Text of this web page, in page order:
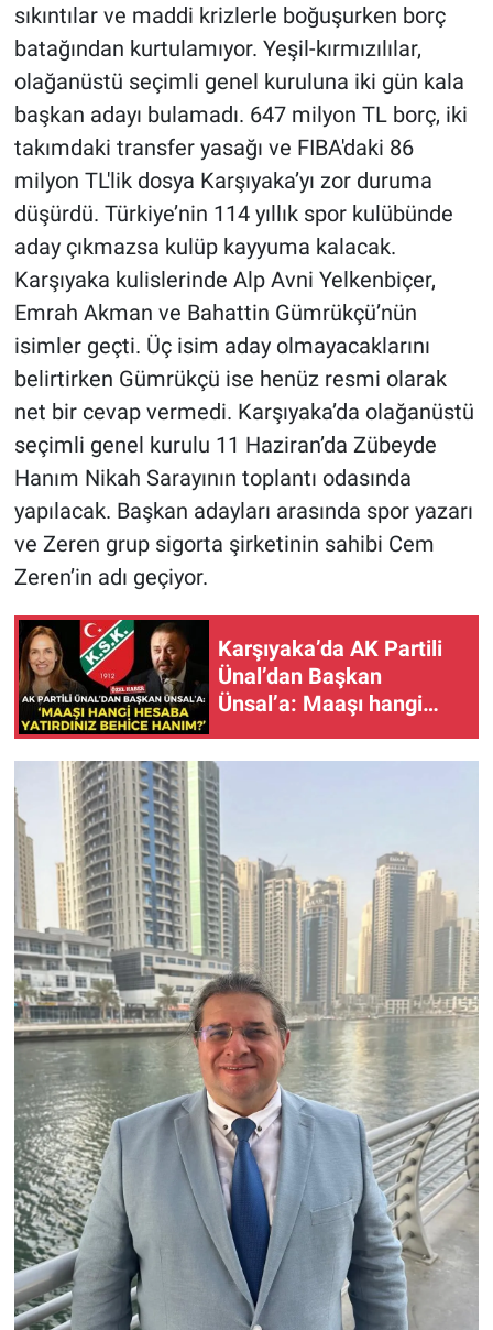
sıkıntılar ve maddi krizlerle boğuşurken borç
batağından kurtulamıyor. Yeşil-kırmızılılar,
olağanüstü seçimli genel kuruluna iki gün kala
başkan adayı bulamadı. 647 milyon TL borç, iki
takımdaki transfer yasağı ve FIBA'daki 86
milyon TL'lik dosya Karşıyaka’yı zor duruma
düşürdü. Türkiye’nin 114 yıllık spor kulübünde
aday çıkmazsa kulüp kayyuma kalacak.
Karşıyaka kulislerinde Alp Avni Yelkenbiçer,
Emrah Akman ve Bahattin Gümrükçü’nün
isimler geçti. Üç isim aday olmayacaklarını
belirtirken Gümrükçü ise henüz resmi olarak
net bir cevap vermedi. Karşıyaka’da olağanüstü
seçimli genel kurulu 11 Haziran’da Zübeyde
Hanım Nikah Sarayının toplantı odasında
yapılacak. Başkan adayları arasında spor yazarı
ve Zeren grup sigorta şirketinin sahibi Cem
Zeren’in adı geçiyor.
Karşıyaka’da AK Partili
Ünal’dan Başkan
Ünsal’a: Maaşı hangi